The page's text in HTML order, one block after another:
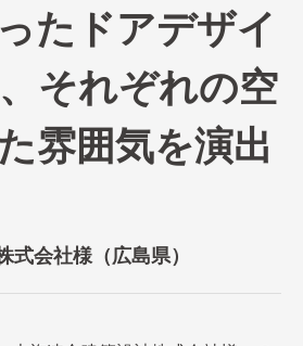
たドアデザイ
それぞれの空
雰囲気を演出
式会社様（広島県）